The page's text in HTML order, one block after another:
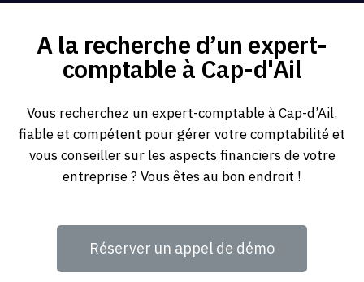
A la recherche d’un expert-
comptable à Cap-d'Ail
Vous recherchez un expert-comptable à Cap-d’Ail,
fiable et compétent pour gérer votre comptabilité et
vous conseiller sur les aspects financiers de votre
entreprise ? Vous êtes au bon endroit !
Réserver un appel de démo